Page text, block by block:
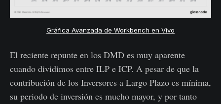
Gráfica Avanzada de Workbench en Vivo
El reciente repunte en los DMD es muy aparente
cuando dividimos entre ILP e ICP. A pesar de que la
contribución de los Inversores a Largo Plazo es mínima,
su periodo de inversión es mucho mayor, y por tanto